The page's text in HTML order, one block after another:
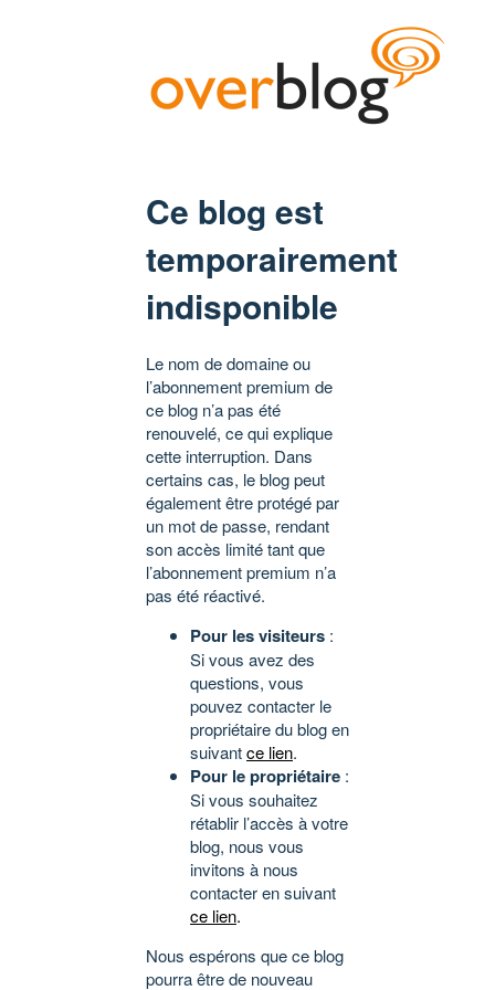
Ce blog est
temporairement
indisponible
Le nom de domaine ou
l’abonnement premium de
ce blog n’a pas été
renouvelé, ce qui explique
cette interruption. Dans
certains cas, le blog peut
également être protégé par
un mot de passe, rendant
son accès limité tant que
l’abonnement premium n’a
pas été réactivé.
Pour les visiteurs :
Si vous avez des
questions, vous
pouvez contacter le
propriétaire du blog en
suivantce lien.
Pour le propriétaire :
Si vous souhaitez
rétablir l’accès à votre
blog, nous vous
invitons à nous
contacter en suivant
ce lien.
Nous espérons que ce blog
pourra être de nouveau